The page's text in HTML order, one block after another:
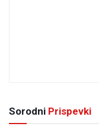
Sorodni Prispevki